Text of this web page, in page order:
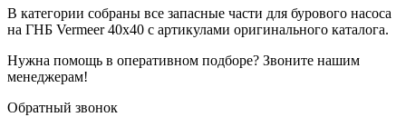
В категории собраны все запасные части для бурового насоса
на ГНБ Vermeer 40x40 с артикулами оригинального каталога.
Нужна помощь в оперативном подборе? Звоните нашим
менеджерам!
Обратный звонок